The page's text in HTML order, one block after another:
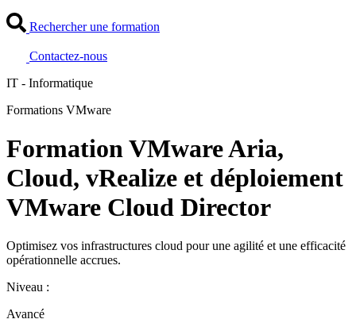
Rechercher une formation
Contactez-nous
IT - Informatique
Formations VMware
Formation VMware Aria,
Cloud, vRealize et déploiement
VMware Cloud Director
Optimisez vos infrastructures cloud pour une agilité et une efficacité
opérationnelle accrues.
Niveau :
Avancé